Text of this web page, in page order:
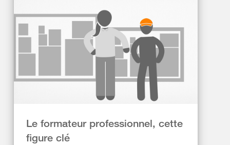
Le formateur professionnel, cette
figure clé